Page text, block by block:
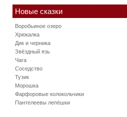
Новые сказки
Воробьиное озеро
Хрюкалка
Дик и черника
Звёздный язь
Чага
Соседство
Тузик
Морошка
Фарфоровые колокольчики
Пантелеевы лепёшки